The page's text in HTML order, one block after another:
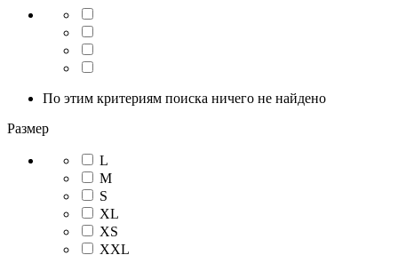
По этим критериям поиска ничего не найдено
Размер
L
M
S
XL
XS
XXL